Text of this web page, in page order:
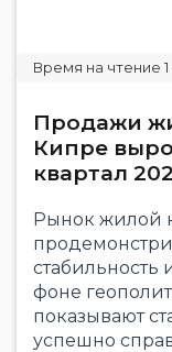
Продажи
Кипре
квартал
Рынок жилой
фоне
показывают
успешно